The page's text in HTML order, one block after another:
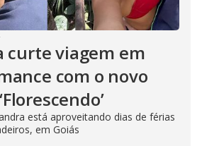
curte viagem em
com o novo
está aproveitando dias de férias
em Goiás